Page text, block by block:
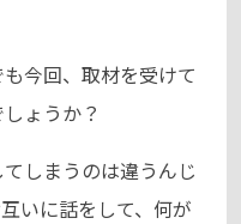
今回、取材を受けて
ょうか？
しまうのは違うんじ
いに話をして、何が